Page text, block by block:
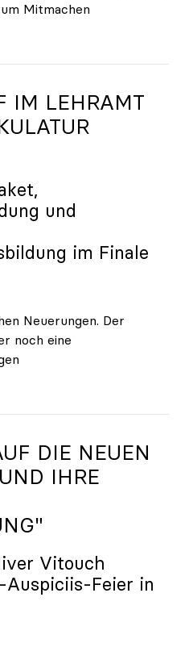
Mitmachen
Katze\" nun
IM LEHRAMT
und
im Finale
Neuerungen. Der
noch eine
zur Makulatur
DIE NEUEN
IHRE
Vitouch
Auspiciis-Feier in